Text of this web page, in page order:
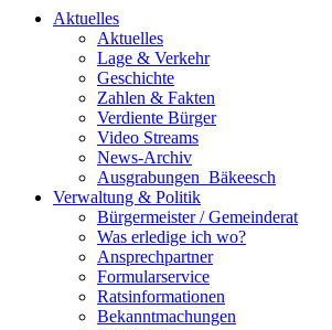
Aktuelles
Aktuelles
Lage & Verkehr
Geschichte
Zahlen & Fakten
Verdiente Bürger
Video Streams
News-Archiv
Ausgrabungen_Bäkeesch
Verwaltung & Politik
Bürgermeister / Gemeinderat
Was erledige ich wo?
Ansprechpartner
Formularservice
Ratsinformationen
Bekanntmachungen